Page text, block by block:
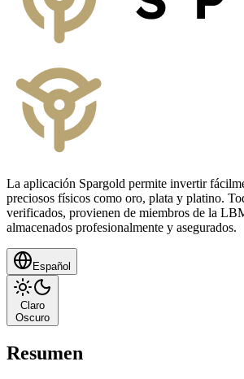
La aplicación Spargold permite invertir
preciosos físicos como oro, plata y platino.
verificados, provienen de miembros de la
almacenados profesionalmente y asegurados.
Español
Claro
Oscuro
Resumen